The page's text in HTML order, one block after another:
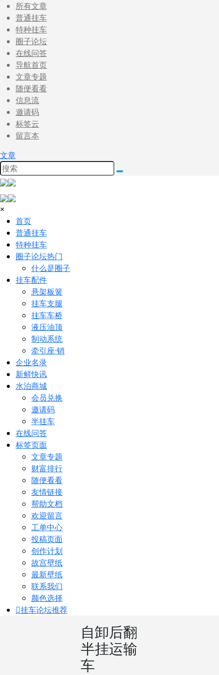
所有文章
普通挂车
特种挂车
圈子论坛
在线问答
导航首页
文章专题
随便看看
信息流
邀请码
标签云
留言本
文章
×
首页
普通挂车
特种挂车
圈子论坛热门
什么是圈子
挂车配件
悬架板簧
挂车支腿
挂车车桥
液压油顶
制动系统
牵引座·销
企业名录
新鲜快讯
水泊商城
会员兑换
邀请码
半挂车
在线问答
标签页面
文章专题
财富排行
随便看看
友情链接
帮助文档
欢迎留言
工单中心
投稿页面
创作计划
故宫壁纸
最新壁纸
联系我们
颜色选择
挂车论坛推荐
自卸后翻
半挂运输
车